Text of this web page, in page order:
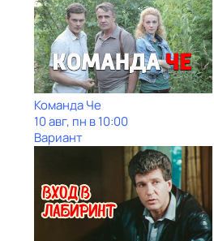
Команда Че
10 авг, пн в 10:00
Вариант